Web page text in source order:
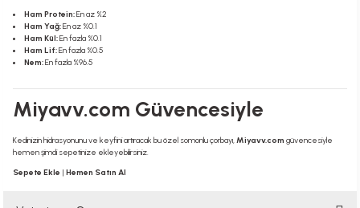
Ham Protein:En az %2
Ham Yağ:En az %0.1
Ham Kül:En fazla %0.1
Ham Lif:En fazla %0.5
Nem:En fazla %96.5
Miyavv.com Güvencesiyle
Kedinizin hidrasyonunu ve keyfini artıracak bu özel somonlu çorbayı,Miyavv.com güvencesiyle
hemen şimdi sepetinize ekleyebilirsiniz.
Sepete Ekle | Hemen Satın Al